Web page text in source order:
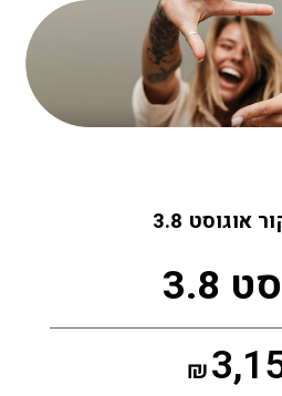
אוגוסט 3.8
₪